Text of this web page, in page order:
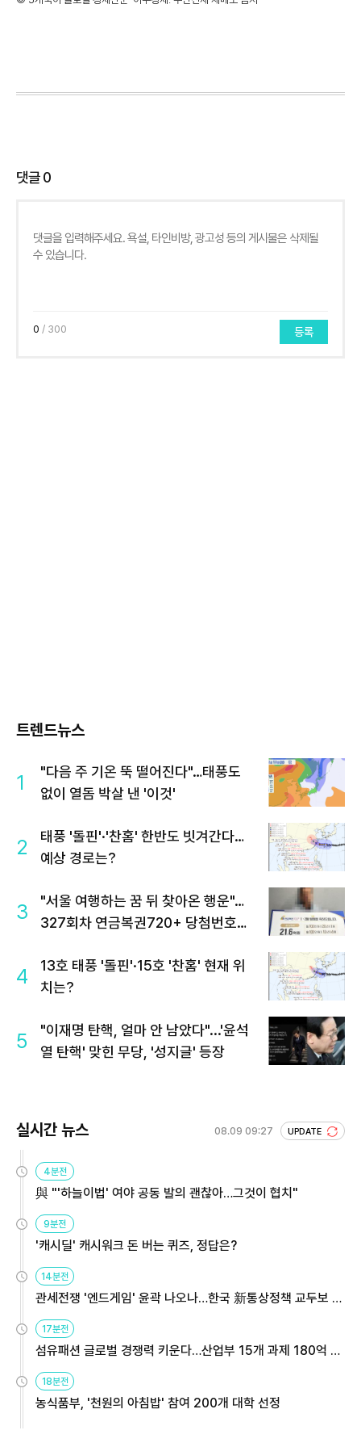
댓글0
0 / 300 등록
트렌드뉴스
1
"다음 주 기온 뚝 떨어진다"…태풍도
없이 열돔 박살 낸 '이것'
2
태풍 '돌핀'·'찬홈' 한반도 빗겨간다…
예상 경로는?
3
"서울 여행하는 꿈 뒤 찾아온 행운"…
327회차 연금복권720+ 당첨번호조
4
13호 태풍 '돌핀'·15호 '찬홈' 현재 위
치는?
5
"이재명 탄핵, 얼마 안 남았다"...'윤석
열 탄핵' 맞힌 무당, '성지글' 등장
실시간 뉴스 08.09 09:27 UPDATE
4분전
與 "'하늘이법' 여야 공동 발의 괜찮아…그것이 협치"
9분전
'캐시딜' 캐시워크 돈 버는 퀴즈, 정답은?
14분전
관세전쟁 '엔드게임' 윤곽 나오나…한국 新통상정책 교두보 활
용해야
17분전
섬유패션 글로벌 경쟁력 키운다…산업부 15개 과제 180억 지
원
18분전
농식품부, '천원의 아침밥' 참여 200개 대학 선정